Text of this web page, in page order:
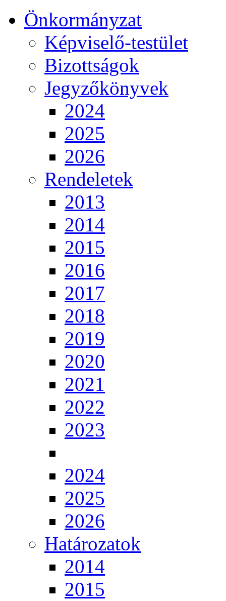
Önkormányzat
Képviselő-testület
Bizottságok
Jegyzőkönyvek
2024
2025
2026
Rendeletek
2013
2014
2015
2016
2017
2018
2019
2020
2021
2022
2023
2024
2025
2026
Határozatok
2014
2015